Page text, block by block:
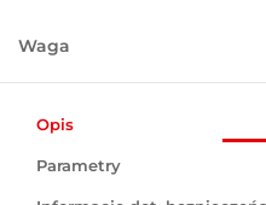
Waga
Opis
Parametry